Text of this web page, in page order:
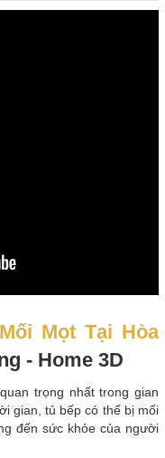
Mọt Tại Hòa
- Home 3D
trọng nhất trong gian
gian, tủ bếp có thể bị mối
đến sức khỏe của người